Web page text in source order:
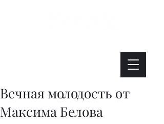
Вечная молодость от
Максима Белова